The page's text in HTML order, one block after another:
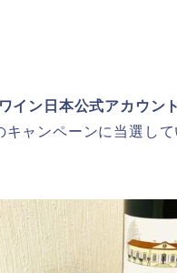
イン日本公式アカウント
キャンペーンに当選し